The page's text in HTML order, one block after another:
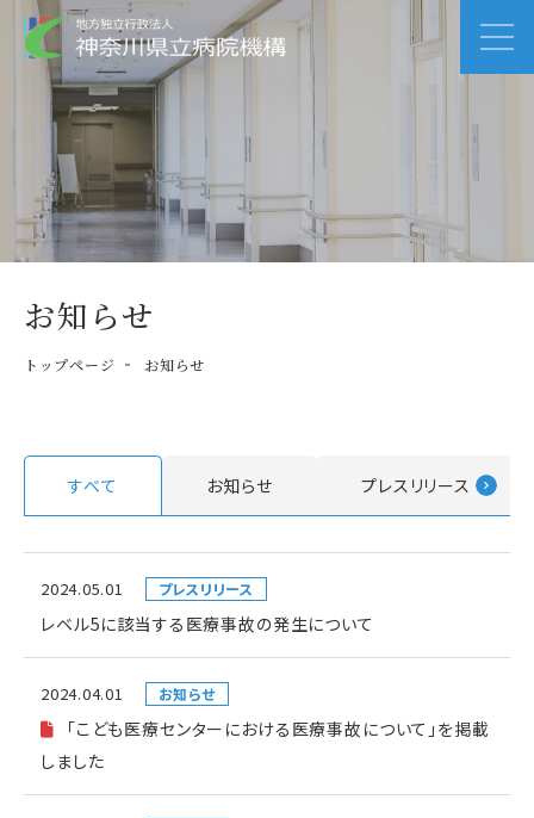
お知らせ
トップページ お知らせ
すべて お知らせ プレスリリース
2024.05.01 プレスリリース
レベル5に該当する医療事故の発生について
2024.04.01 お知らせ
「こども医療センターにおける医療事故について」を掲載
しました